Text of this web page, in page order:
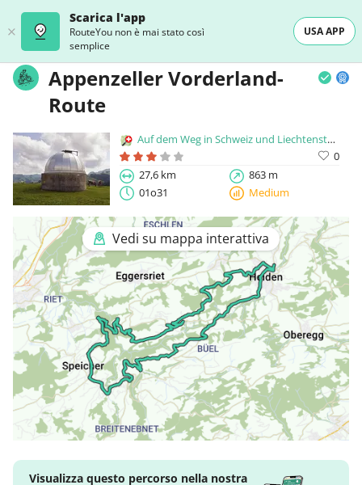
Scarica l'app
RouteYou non è mai stato così
semplice
USA APP
Appenzeller Vorderland-
Route
Auf dem Weg in Schweiz und Liechtenstein
0
27,6 km
863 m
01o31
Medium
Vedi su mappa interattiva
Visualizza questo percorso nella nostra